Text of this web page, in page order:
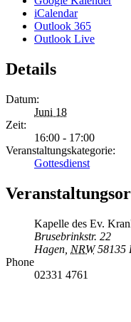
iCalendar
Outlook 365
Outlook Live
Details
Datum:
Juni 18
Zeit:
16:00 - 17:00
Veranstaltungskategorie:
Gottesdienst
Kapelle des Ev.
Brusebrinkstr. 22
Hagen NRW 58135
Phone
02331 4761